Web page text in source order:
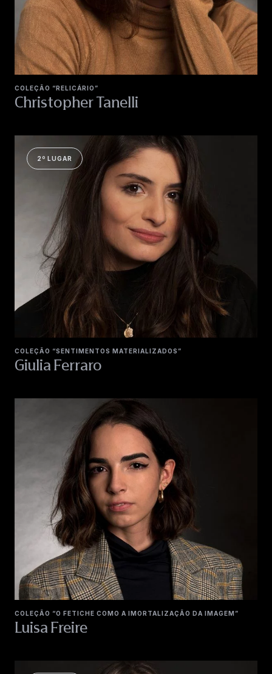
COLEÇÃO “RELICÁRIO”
Christopher Tanelli
2º LUGAR
COLEÇÃO “SENTIMENTOS MATERIALIZADOS”
Giulia Ferraro
COLEÇÃO “O FETICHE COMO A IMORTALIZAÇÃO DA IMAGEM”
Luisa Freire